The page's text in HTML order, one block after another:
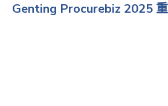
Genting Procurebiz 2025